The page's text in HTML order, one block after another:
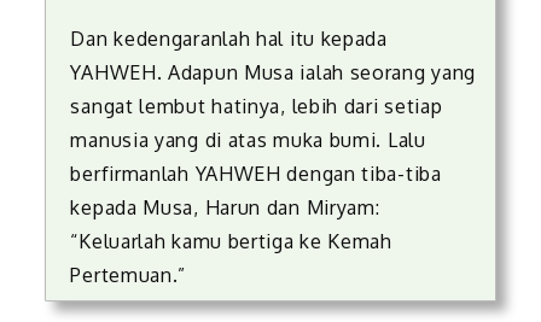
Dan kedengaranlah hal itu kepada
YAHWEH. Adapun Musa ialah seorang yang
sangat lembut hatinya, lebih dari setiap
manusia yang di atas muka bumi. Lalu
berfirmanlah YAHWEH dengan tiba-tiba
kepada Musa, Harun dan Miryam:
“Keluarlah kamu bertiga ke Kemah
Pertemuan.”